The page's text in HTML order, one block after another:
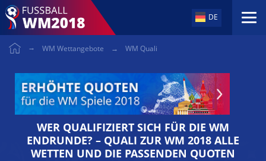
to
DE
WM Wettangebote WM Quali
WER QUALIFIZIERT SICH FÜR DIE WM
ENDRUNDE? – QUALI ZUR WM 2018 ALLE
WETTEN UND DIE PASSENDEN QUOTEN